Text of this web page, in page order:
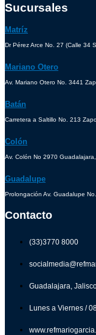
Sucursales
Matríz
Dr Pérez Arce No. 27 (Calle 34
Mariano Otero
Av. Mariano Otero No. 3441
Batán
Carretera a Saltillo No. 213
Colón
Av. Colón No 2970
Guadalupe
Prolongación Av. Guadalupe
Contacto
(33)3770 8000
Guadalajara,
Lunes a Viernes /